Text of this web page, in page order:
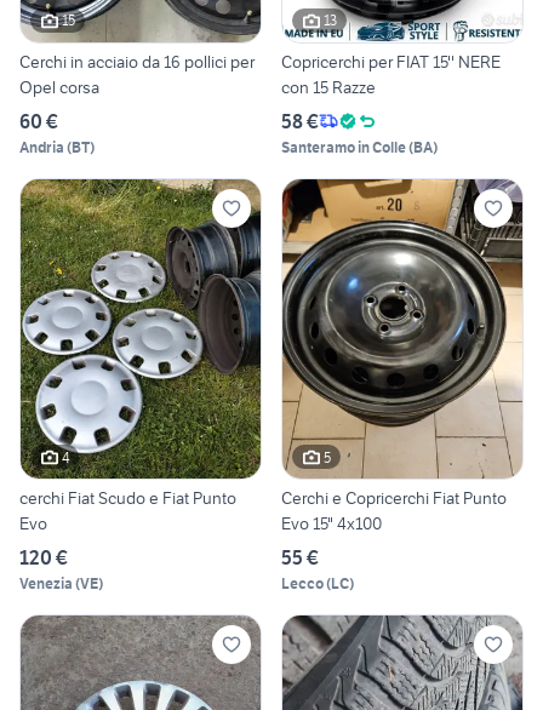
15
Cerchi in acciaio da 16 pollici per
Opel corsa
60 €
Andria (BT)
13
Copricerchi per FIAT 15'' NERE
con 15 Razze
58 €
Santeramo in Colle(BA)
4
cerchi Fiat Scudo e Fiat Punto
Evo
120 €
Venezia (VE)
5
Cerchi e Copricerchi Fiat Punto
Evo 15" 4x100
55 €
Lecco(LC)